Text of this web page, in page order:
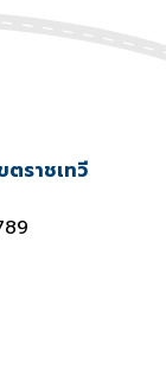
ราชเทวี